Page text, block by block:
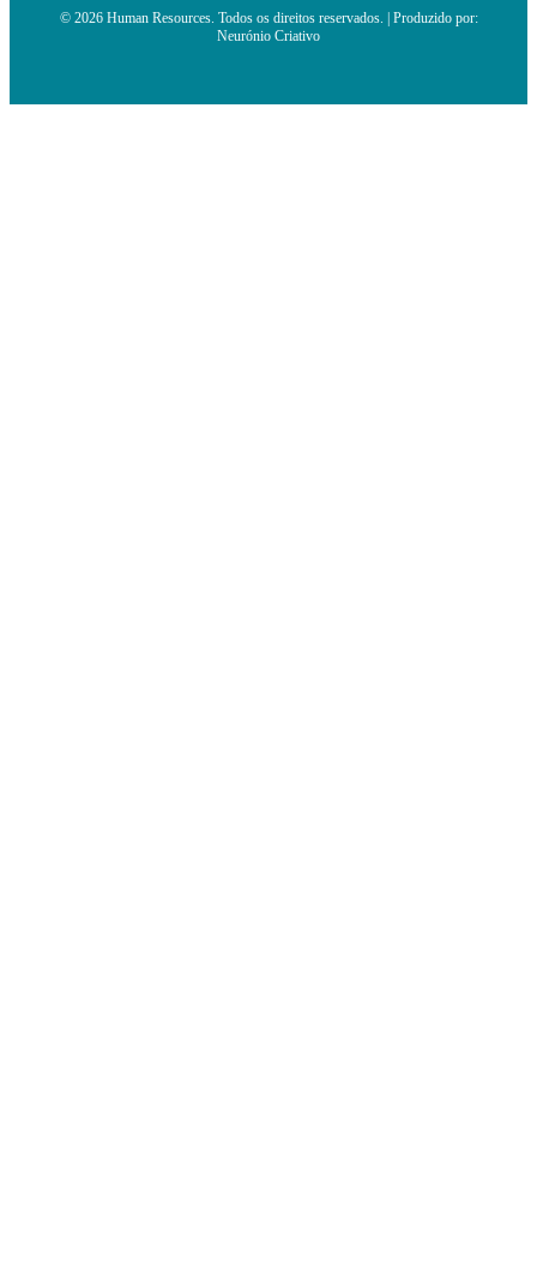
© 2026 Human Resources. Todos os direitos reservados. | Produzido por:
Neurónio Criativo